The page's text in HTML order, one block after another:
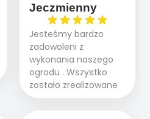
Jeczmienny
Jesteśmy bardzo
zadowoleni z
wykonania naszego
ogrodu . Wszystko
zostało zrealizowane
fachowo, rzetelnie i